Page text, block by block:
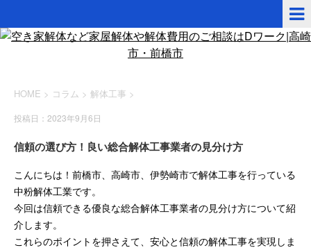
HOME > コラム > 解体工事 >
投稿日：2023年9月6日
信頼の選び方！良い総合解体工事業者の見分け方
こんにちは！前橋市、高崎市、伊勢崎市で解体工事を行っている
中粉解体工業です。
今回は信頼できる優良な総合解体工事業者の見分け方について紹
介します。
これらのポイントを押さえて、安心と信頼の解体工事を実現しま